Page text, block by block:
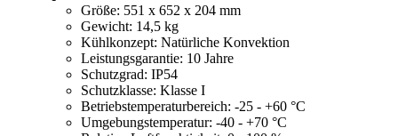
Größe: 551 x 652 x 204 mm
Gewicht: 14,5 kg
Kühlkonzept: Natürliche Konvektion
Leistungsgarantie: 10 Jahre
Schutzgrad: IP54
Schutzklasse: Klasse I
Betriebstemperaturbereich: -25 - +60 °C
Umgebungstemperatur: -40 - +70 °C